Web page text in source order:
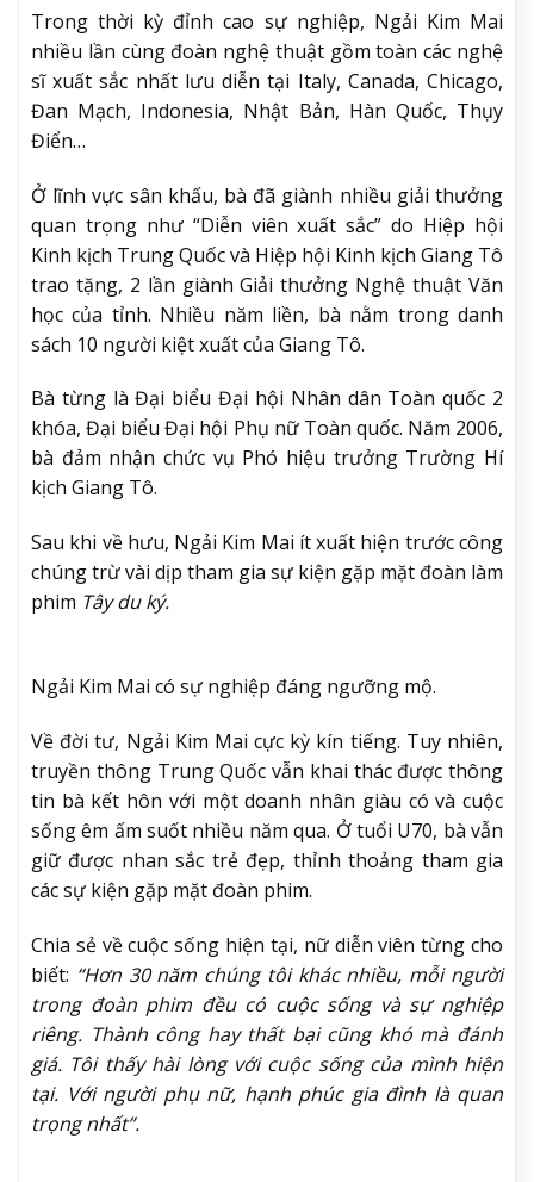
Trong thời kỳ đỉnh cao sự nghiệp, Ngải Kim Mai
nhiều lần cùng đoàn nghệ thuật gồm toàn các nghệ
sĩ xuất sắc nhất lưu diễn tại Italy, Canada, Chicago,
Đan Mạch, Indonesia, Nhật Bản, Hàn Quốc, Thụy
Điển…
Ở lĩnh vực sân khấu, bà đã giành nhiều giải thưởng
quan trọng như “Diễn viên xuất sắc” do Hiệp hội
Kinh kịch Trung Quốc và Hiệp hội Kinh kịch Giang Tô
trao tặng, 2 lần giành Giải thưởng Nghệ thuật Văn
học của tỉnh. Nhiều năm liền, bà nằm trong danh
sách 10 người kiệt xuất của Giang Tô.
Bà từng là Đại biểu Đại hội Nhân dân Toàn quốc 2
khóa, Đại biểu Đại hội Phụ nữ Toàn quốc. Năm 2006,
bà đảm nhận chức vụ Phó hiệu trưởng Trường Hí
kịch Giang Tô.
Sau khi về hưu, Ngải Kim Mai ít xuất hiện trước công
chúng trừ vài dịp tham gia sự kiện gặp mặt đoàn làm
phim Tây du ký.
Ngải Kim Mai có sự nghiệp đáng ngưỡng mộ.
Về đời tư, Ngải Kim Mai cực kỳ kín tiếng. Tuy nhiên,
truyền thông Trung Quốc vẫn khai thác được thông
tin bà kết hôn với một doanh nhân giàu có và cuộc
sống êm ấm suốt nhiều năm qua. Ở tuổi U70, bà vẫn
giữ được nhan sắc trẻ đẹp, thỉnh thoảng tham gia
các sự kiện gặp mặt đoàn phim.
Chia sẻ về cuộc sống hiện tại, nữ diễn viên từng cho
biết: “Hơn 30 năm chúng tôi khác nhiều, mỗi người
trong đoàn phim đều có cuộc sống và sự nghiệp
riêng. Thành công hay thất bại cũng khó mà đánh
giá. Tôi thấy hài lòng với cuộc sống của mình hiện
tại. Với người phụ nữ, hạnh phúc gia đình là quan
trọng nhất”.